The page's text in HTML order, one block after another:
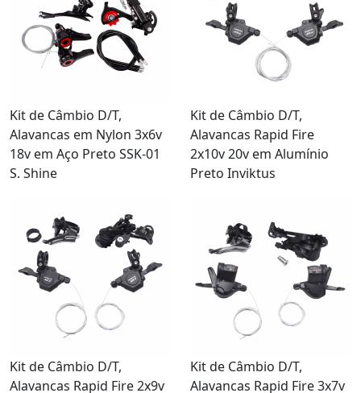
Kit de Câmbio D/T,
Alavancas em Nylon 3x6v
18v em Aço Preto SSK-01
S. Shine
Kit de Câmbio D/T,
Alavancas Rapid Fire
2x10v 20v em Alumínio
Preto Inviktus
Kit de Câmbio D/T,
Alavancas Rapid Fire 2x9v
Kit de Câmbio D/T,
Alavancas Rapid Fire 3x7v